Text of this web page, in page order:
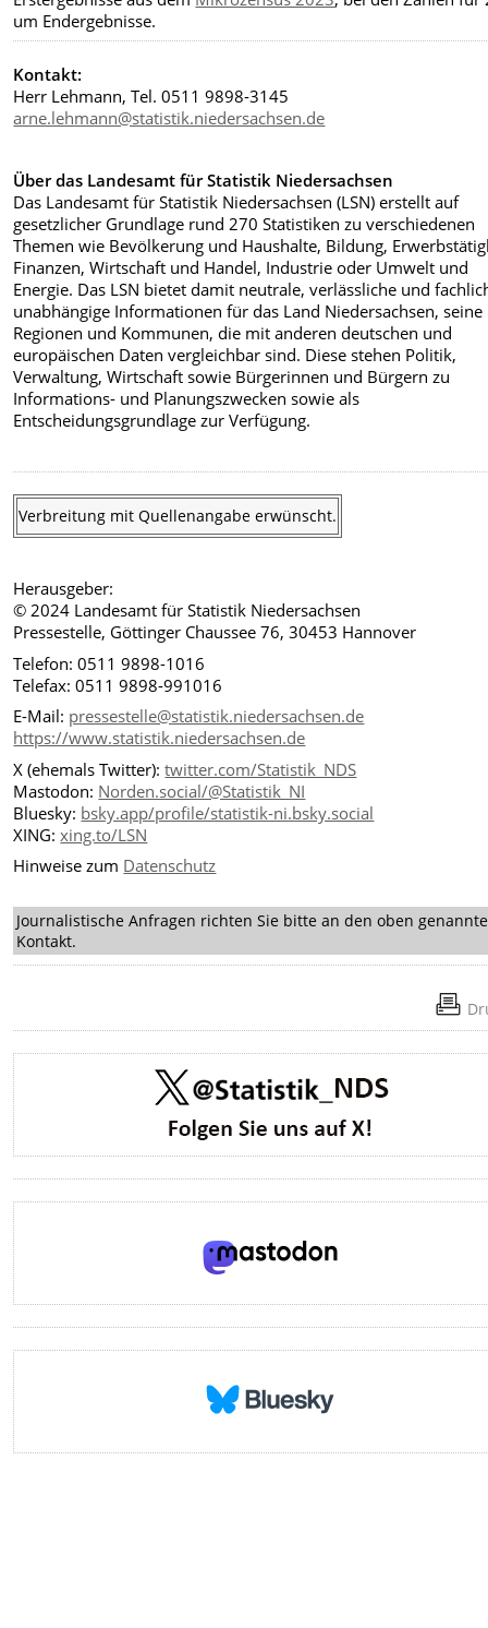
um Endergebnisse.
Kontakt:
Herr Lehmann, Tel. 0511 9898-3145
arne.lehmann@statistik.niedersachsen.de
Über das Landesamt für Statistik Niedersachsen
Das Landesamt für Statistik Niedersachsen (LSN) erstellt auf
gesetzlicher Grundlage rund 270 Statistiken zu verschiedenen
Themen wie Bevölkerung und Haushalte, Bildung,
Finanzen, Wirtschaft und Handel, Industrie oder Umwelt und
Energie. Das LSN bietet damit neutrale, verlässliche und
unabhängige Informationen für das Land Niedersachsen, seine
Regionen und Kommunen, die mit anderen deutschen und
europäischen Daten vergleichbar sind. Diese stehen Politik,
Verwaltung, Wirtschaft sowie Bürgerinnen und Bürgern zu
Informations- und Planungszwecken sowie als
Entscheidungsgrundlage zur Verfügung.
Verbreitung mit Quellenangabe erwünscht.
Herausgeber:
© 2024 Landesamt für Statistik Niedersachsen
Pressestelle, Göttinger Chaussee 76, 30453 Hannover
Telefon: 0511 9898-1016
Telefax: 0511 9898-991016
E-Mail: pressestelle@statistik.niedersachsen.de
https://www.statistik.niedersachsen.de
X (ehemals Twitter):twitter.com/Statistik_NDS
Mastodon: Norden.social/@Statistik_NI
Bluesky: bsky.app/profile/statistik-ni.bsky.social
XING:xing.to/LSN
Hinweise zum Datenschutz
Journalistische Anfragen richten Sie bitte an den oben
Kontakt.